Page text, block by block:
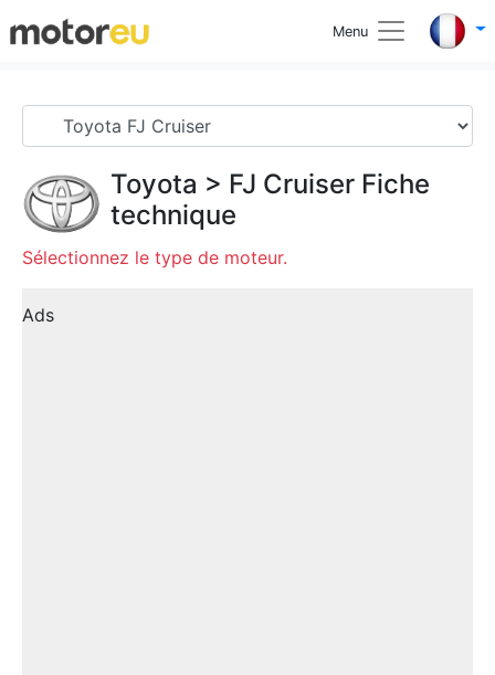
Menu
Toyota > FJ Cruiser Fiche
technique
Sélectionnez le type de moteur.
Ads